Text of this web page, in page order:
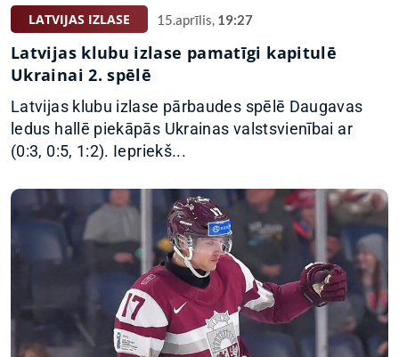
LATVIJAS IZLASE 15.aprīlis, 19:27
Latvijas klubu izlase pamatīgi kapitulē
Ukrainai 2. spēlē
Latvijas klubu izlase pārbaudes spēlē Daugavas
ledus hallē piekāpās Ukrainas valstsvienībai ar
(0:3, 0:5, 1:2). Iepriekš...